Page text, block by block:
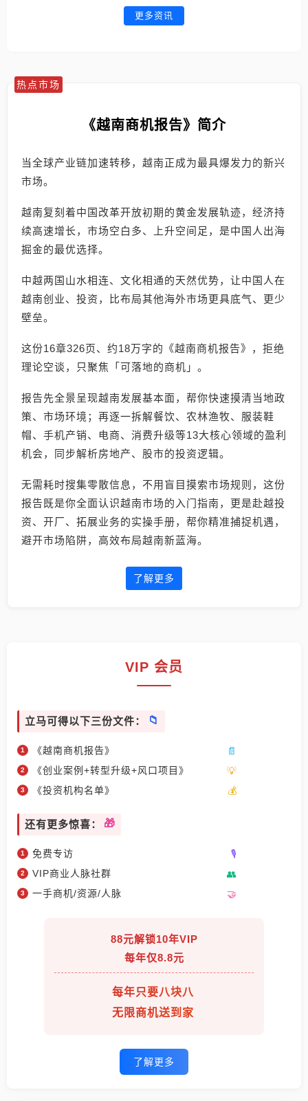
更多资讯
热点市场
《越南商机报告》简介
当全球产业链加速转移，越南正成为最具爆发力的新兴
市场。
越南复刻着中国改革开放初期的黄金发展轨迹，经济持
续高速增长，市场空白多、上升空间足，是中国人出海
掘金的最优选择。
中越两国山水相连、文化相通的天然优势，让中国人在
越南创业、投资，比布局其他海外市场更具底气、更少
壁垒。
这份16章326页、约18万字的《越南商机报告》，拒绝
理论空谈，只聚焦「可落地的商机」。
报告先全景呈现越南发展基本面，帮你快速摸清当地政
策、市场环境；再逐一拆解餐饮、农林渔牧、服装鞋
帽、手机产销、电商、消费升级等13大核心领域的盈利
机会，同步解析房地产、股市的投资逻辑。
无需耗时搜集零散信息，不用盲目摸索市场规则，这份
报告既是你全面认识越南市场的入门指南，更是赴越投
资、开厂、拓展业务的实操手册，帮你精准捕捉机遇，
避开市场陷阱，高效布局越南新蓝海。
了解更多
VIP 会员
立马可得以下三份文件：
《越南商机报告》
《创业案例+转型升级+风口项目》
《投资机构名单》
还有更多惊喜：
免费专访
VIP商业人脉社群
一手商机/资源/人脉
88元解锁10年VIP
每年仅8.8元
每年只要八块八
无限商机送到家
了解更多